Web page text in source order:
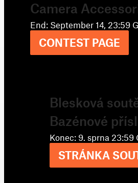
Camera
End: September 14, 23:59
CONTEST PAGE
Blesková
Bazénové
Konec: 9. sprna 23:59
STRÁNKA